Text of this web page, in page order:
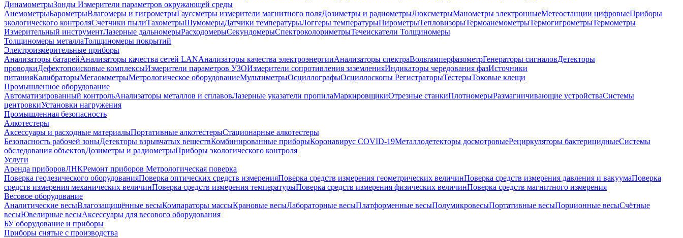
ДинамометрыЗонды Измерители параметров окружающей среды
АнемометрыБарометрыВлагомеры и гигрометрыГауссметры измерители магнитного поляДозиметры и радиометрыЛюксметрыМанометры электронныеМетеостанции цифровыеПриборы
экологического контроляСчетчики пылиТахометрыШумомерыДатчики температурыЛоггеры температурыПирометрыТепловизорыТермоанемометрыТермогигрометрыТермометры
Измерительный инструментЛазерные дальномерыРасходомерыСекундомерыСпектроколориметрыТечеискатели Толщиномеры
Толщиномеры металлаТолщиномеры покрытий
Электроизмерительные приборы
Анализаторы батарейАнализаторы качества сетей LANАнализаторы качества электроэнергииАнализаторы спектраВольтамперфазометрГенераторы сигналовДетекторы
проводкиДефектопоисковые комплексыИзмерители параметров УЗОИзмерители сопротивления заземленияИндикаторы чередования фазИсточники
питанияКалибраторыМегаомметрыМетрологическое оборудованиеМультиметрыОсциллографыОсциллоскопы РегистраторыТестерыТоковые клещи
Промышленное оборудование
Автоматизированный контрольАнализаторы металлов и сплавовЛазерные указатели пропилаМаркировщикиОтрезные станкиПлотномерыРазмагничивающие устройстваСистемы
центровкиУстановки нагружения
Промышленная безопасность
Алкотестеры
Аксессуары и расходные материалыПортативные алкотестерыСтационарные алкотестеры
Безопасность рабочей зоныДетекторы взрывчатых веществКомбинированные приборыКоронавирус COVID-19Металлодетекторы досмотровыеРециркуляторы бактерицидныеСистемы
обследования объектовДозиметры и радиометрыПриборы экологического контроля
Услуги
Аренда приборовЛНКРемонт приборов Метрологическая поверка
Поверка геодезического оборудованияПоверка оптических средств измеренияПоверка средств измерения геометрических величинПоверка средств измерения давления и вакуумаПоверка
средств измерения механических величинПоверка средств измерения температурыПоверка средств измерения физических величинПоверка средств магнитного измерения
Весовое оборудование
Аналитические весыВлагозащищённые весыКомпараторы массыКрановые весыЛабораторные весыПлатформенные весыПолумикровесыПортативные весыПорционные весыСчётные
весыЮвелирные весыАксессуары для весового оборудования
БУ оборудование и приборы
Приборы снятые с производства